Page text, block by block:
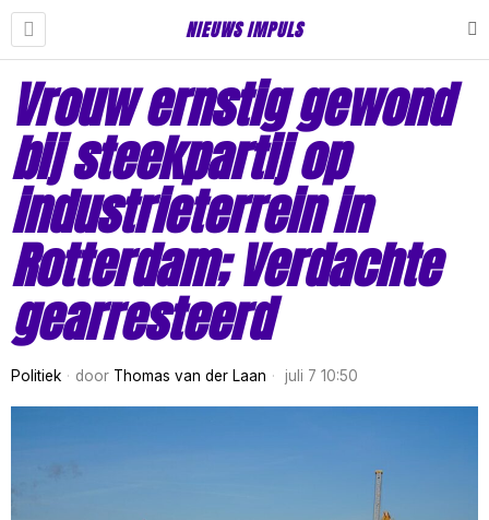
NIEUWS IMPULS
Vrouw ernstig gewond
bij steekpartij op
industrieterrein in
Rotterdam; Verdachte
gearresteerd
Politiek door Thomas van der Laan juli 7 10:50